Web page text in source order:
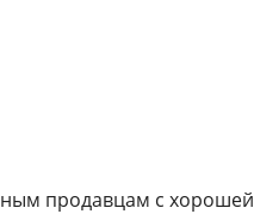
продавцам с хорошей